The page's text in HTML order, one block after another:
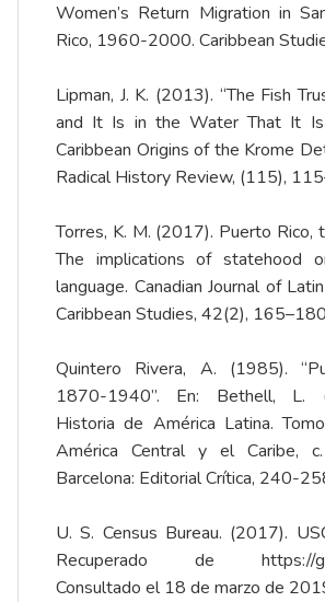
Women’s Return Migration in
Rico, 1960-2000. Caribbean
Lipman, J. K. (2013). “The Fish
and It Is in the Water That It Is
Caribbean Origins of the Krome
Radical History Review, (115),
Torres, K. M. (2017). Puerto
The implications of statehood
language. Canadian Journal of
Caribbean Studies, 42(2),
Quintero Rivera, A. (1985).
1870-1940”. En: Bethell, L.
Historia de América Latina.
América Central y el Caribe,
Barcelona: Editorial Crítica, 240-
U. S. Census Bureau. (2017).
Recuperado de https://
Consultado el 18 de marzo de